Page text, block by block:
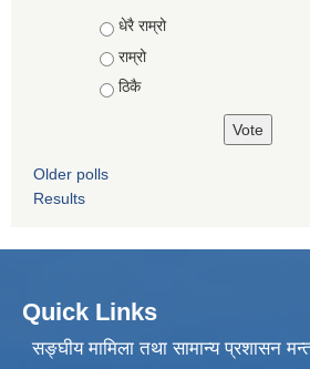
Choices
धेरै राम्रो
राम्रो
ठिकै
Older polls
Results
Quick Links
सङ्घीय मामिला तथा सामान्य प्रशासन